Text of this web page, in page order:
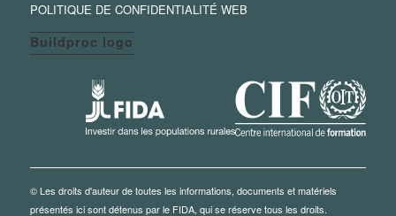
POLITIQUE DE CONFIDENTIALITÉ WEB
Buildproc logo
© Les droits d'auteur de toutes les informations, documents et matériels
présentés ici sont détenus par le FIDA, qui se réserve tous les droits.